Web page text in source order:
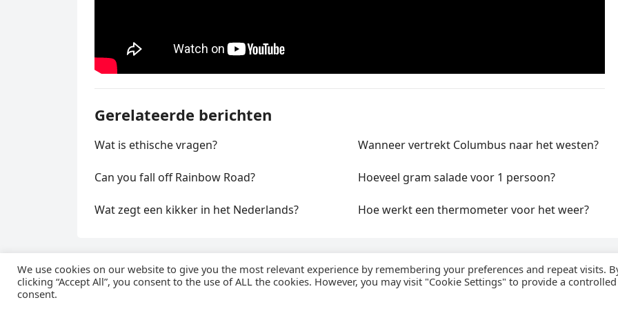
Gerelateerde berichten
Wat is ethische vragen? Wanneer vertrekt Columbus naar het westen?
Can you fall off Rainbow Road? Hoeveel gram salade voor 1 persoon?
Wat zegt een kikker in het Nederlands? Hoe werkt een thermometer voor het weer?
© 2026WijzeAntwoorden- Thema door WPEnjoy· Aangedreven door
We use cookies on our website to give you the most relevant experience by remembering your preferences and repeat visits.
clicking “Accept All”, you consent to the use of ALL the cookies. However, you may visit "Cookie Settings" to provide a controlled
consent.